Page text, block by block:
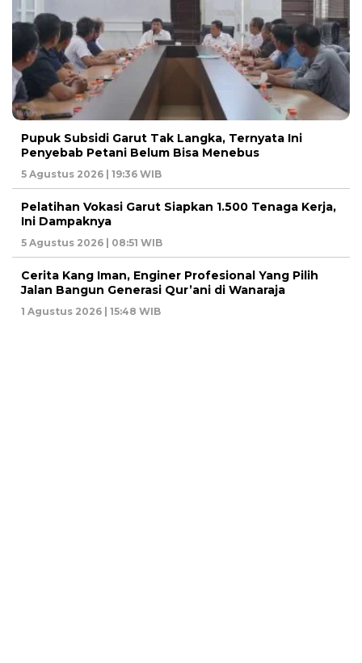
Pupuk Subsidi Garut Tak Langka, Ternyata Ini
Penyebab Petani Belum Bisa Menebus
5 Agustus 2026 | 19:36 WIB
Pelatihan Vokasi Garut Siapkan 1.500 Tenaga Kerja,
Ini Dampaknya
5 Agustus 2026 | 08:51 WIB
Cerita Kang Iman, Enginer Profesional Yang Pilih
Jalan Bangun Generasi Qur’ani di Wanaraja
1 Agustus 2026 | 15:48 WIB